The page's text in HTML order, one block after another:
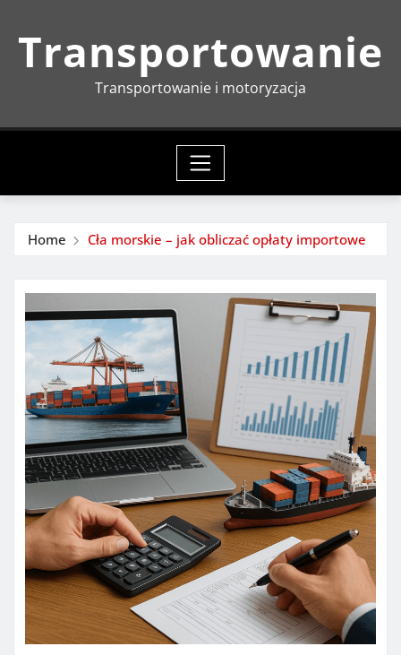
Transportowanie
Transportowanie i motoryzacja
Home Cła morskie – jak obliczać opłaty importowe